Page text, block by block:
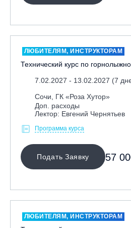
Москва, СК «Кант»
Москва, СЭК «Лата Трэк»
Московская обл., ВГК «Лисья
Московская обл., ГК Леонида
Московская обл., ГЛК «Красная
Московская обл., п. Чулково,
Московская обл., Сергиев
Нижегородская обл., СК
Приморский край, ГЛК
ЛЮБИТЕЛЯМ, ИНСТРУКТОРАМ
Технический курс по
7.02.2027 - 13.02.2027 (7
Сочи, ГК «Роза Хутор»
Доп. расходы
Лектор: Евгений Чернятьев
Программа курса
Подать Заявку 57
ЛЮБИТЕЛЯМ, ИНСТРУКТОРАМ